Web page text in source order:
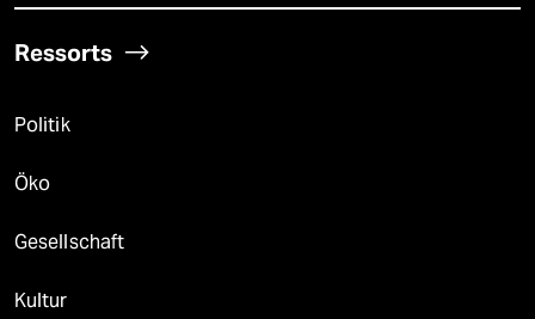
Ressorts
Politik
Öko
Gesellschaft
Kultur